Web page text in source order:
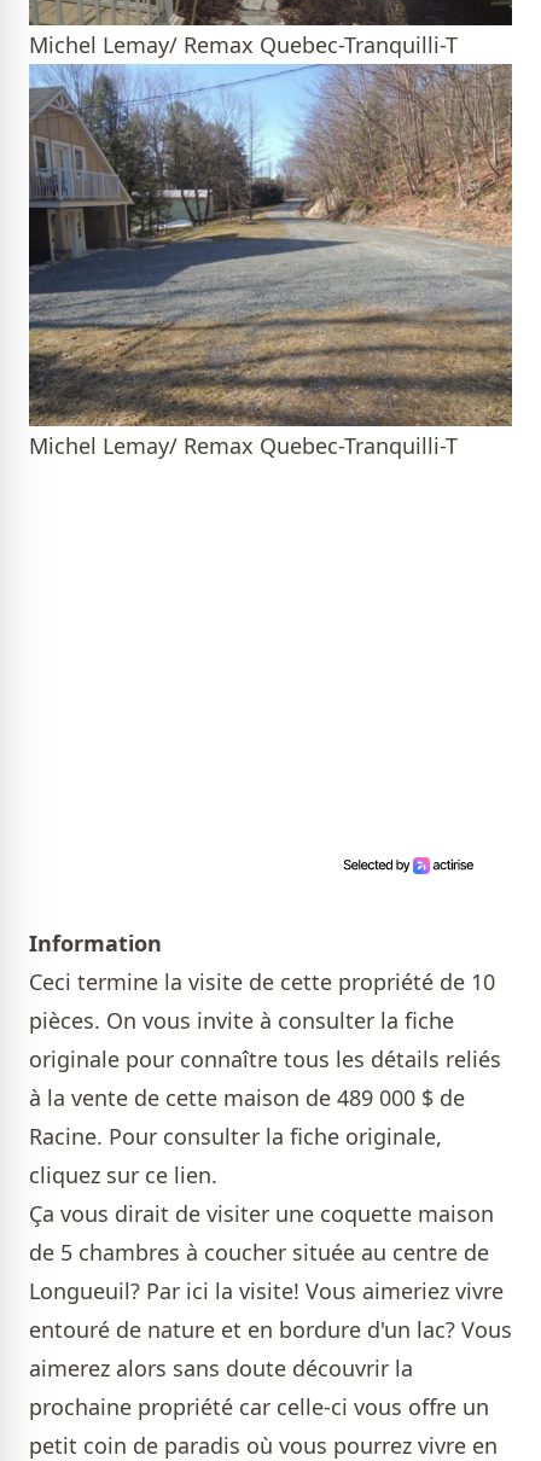
Michel Lemay/ Remax Quebec-Tranquilli-T
Michel Lemay/ Remax Quebec-Tranquilli-T
Information
Ceci termine la visite de cette propriété de 10
pièces. On vous invite à consulter la fiche
originale pour connaître tous les détails reliés
à la vente de cette maison de 489 000 $ de
Racine. Pour consulter la fiche originale,
cliquez sur ce lien.
Ça vous dirait de visiter une coquette maison
de 5 chambres à coucher située au centre de
Longueuil? Par ici la visite! Vous aimeriez vivre
entouré de nature et en bordure d'un lac? Vous
aimerez alors sans doute découvrir la
prochaine propriété car celle-ci vous offre un
petit coin de paradis où vous pourrez vivre en